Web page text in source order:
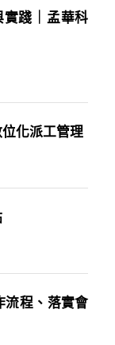
踐｜孟華科
化派工管理
流程、落實會